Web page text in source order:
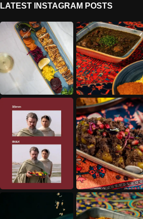
LATEST INSTAGRAM POSTS